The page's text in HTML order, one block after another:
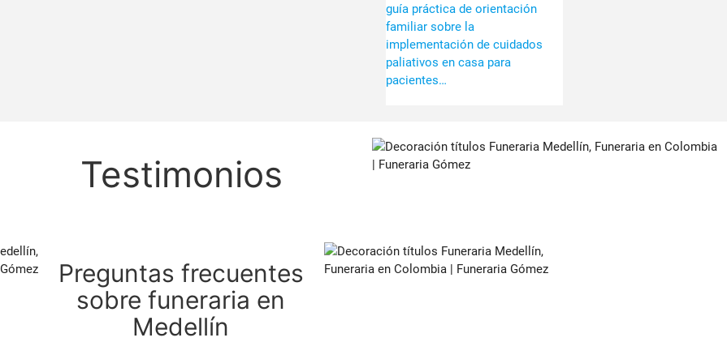
guía práctica de orientación
familiar sobre la
implementación de cuidados
paliativos en casa para
pacientes…
Testimonios
Preguntas frecuentes
sobre funeraria en
Medellín